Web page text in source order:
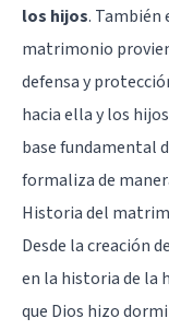
los hijos. También
matrimonio
defensa y
hacia ella y los
base fundamental
formaliza de
Historia del
Desde la creación
en la historia de la
que Dios hizo